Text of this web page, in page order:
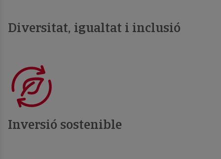
Diversitat, igualtat i inclusió
Inversió sostenible